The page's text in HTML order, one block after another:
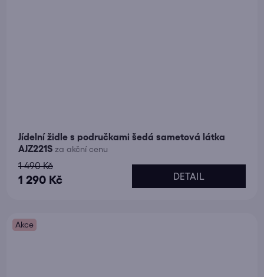
Jídelní židle s područkami šedá sametová látka
AJZ221S za akční cenu
1 290 Kč
1 490 Kč
DETAIL
Akce